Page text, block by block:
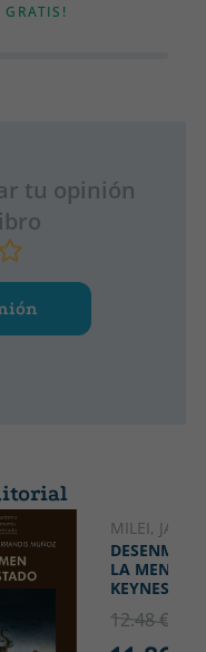
GRATIS!
tu opinión
MILEI,
LA MENTIRA
12.48 €